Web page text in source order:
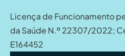
Licença de Funcionamento
da Saúde N.º 22307/2022;
E164452